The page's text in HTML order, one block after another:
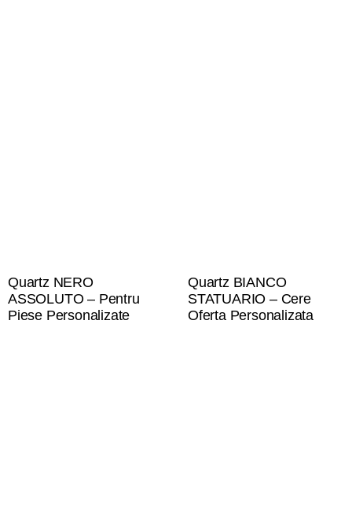
Quartz NERO
ASSOLUTO – Pentru
Piese Personalizate
Quartz BIANCO
STATUARIO – Cere
Oferta Personalizata